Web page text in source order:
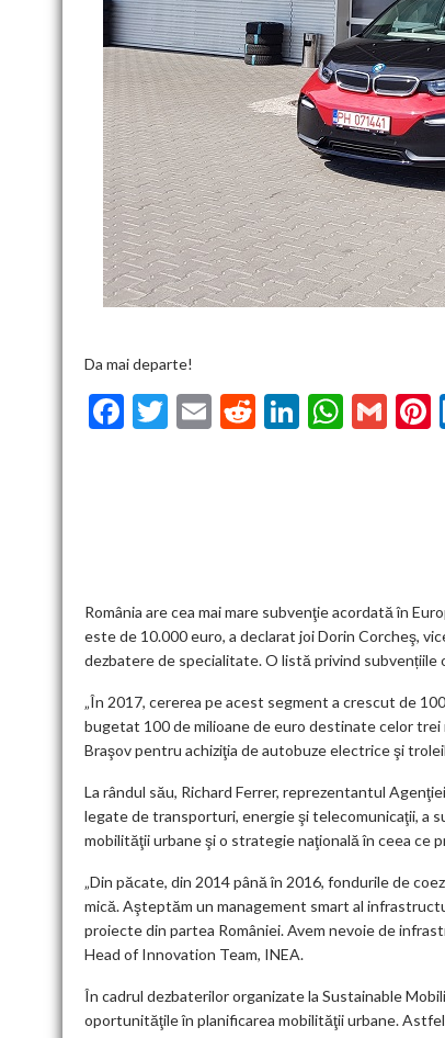
Da mai departe!
F
k
T
E
R
Li W
p
G
România are cea mai mare subvenţie acordată în
este de 10.000 euro, a declarat joi Dorin Corcheş,
dezbatere de specialitate. O listă privind
„În 2017, cererea pe acest segment a crescut de
bugetat 100 de milioane de euro destinate celor
Braşov pentru achiziţia de autobuze electrice şi
La rândul său, Richard Ferrer, reprezentantul
legate de transporturi, energie şi telecomunicaţii, a
mobilităţii urbane şi o strategie naţională în ceea
„Din păcate, din 2014 până în 2016, fondurile de
mică. Aşteptăm un management smart al
proiecte din partea României. Avem nevoie de
Head of Innovation Team, INEA.
În cadrul dezbaterilor organizate la Sustainable
oportunităţile în planificarea mobilităţii urbane.